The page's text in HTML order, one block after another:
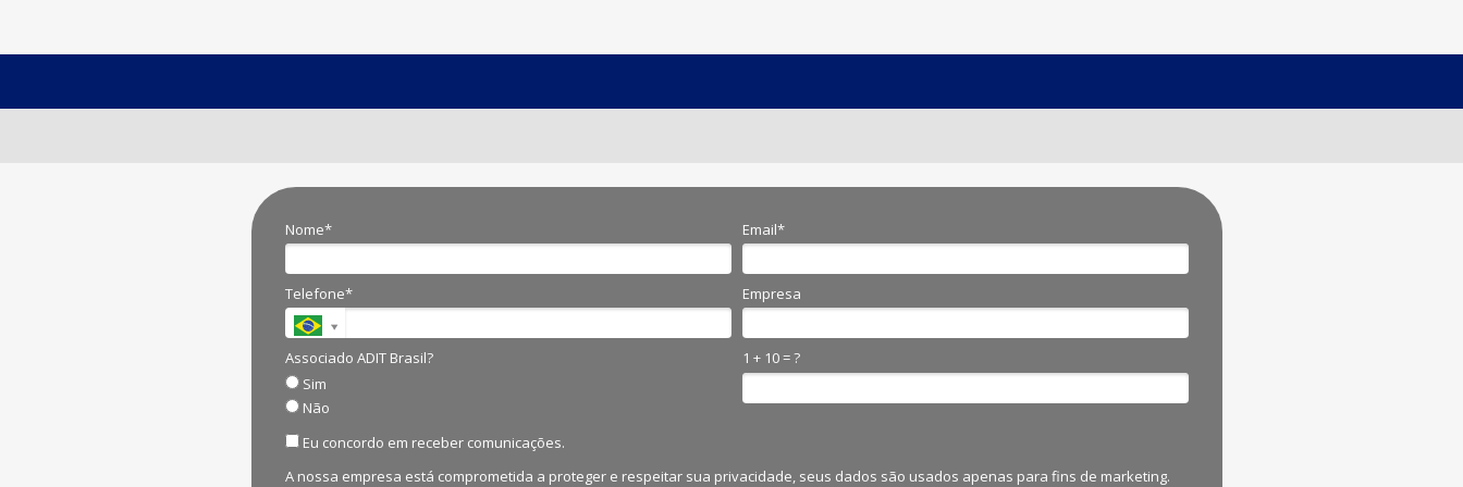
Nome* Email*
Telefone* Empresa
Associado ADIT Brasil?
Sim
Não
1 + 10 = ?
Eu concordo em receber comunicações.
A nossa empresa está comprometida a proteger e respeitar sua privacidade, seus dados são usados apenas para fins de marketing.